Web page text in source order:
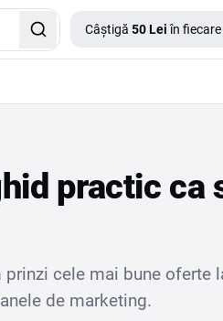
Câștigă 50 Lei în fiecare
practic ca
cele mai bune oferte
de marketing.